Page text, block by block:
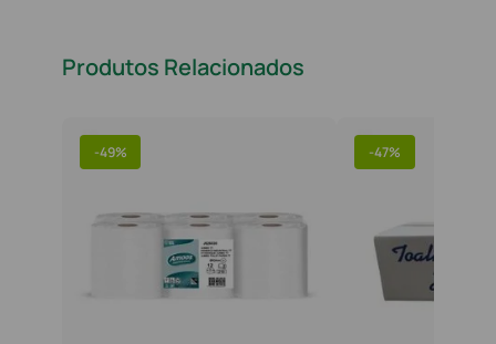
Produtos Relacionados
-49% -47%